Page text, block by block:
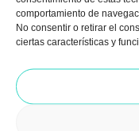
comportamiento de
No consentir o retirar el
ciertas características y